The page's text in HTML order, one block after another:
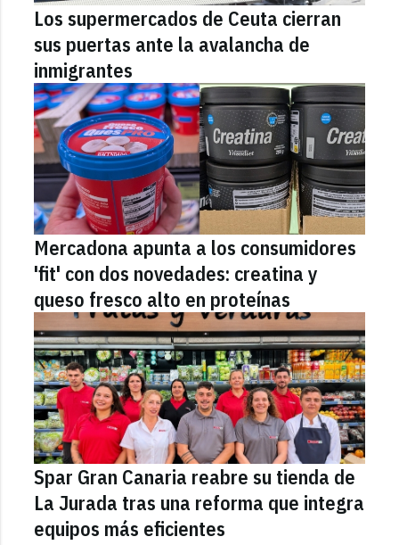
Los supermercados de Ceuta cierran
sus puertas ante la avalancha de
inmigrantes
Mercadona apunta a los consumidores
'fit' con dos novedades: creatina y
queso fresco alto en proteínas
Spar Gran Canaria reabre su tienda de
La Jurada tras una reforma que integra
equipos más eficientes